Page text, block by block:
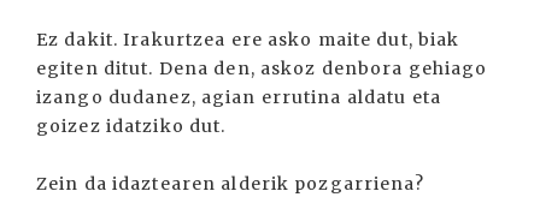
Ez dakit. Irakurtzea ere asko maite dut, biak
egiten ditut. Dena den, askoz denbora gehiago
izango dudanez, agian errutina aldatu eta
goizez idatziko dut.
Zein da idaztearen alderik pozgarriena?